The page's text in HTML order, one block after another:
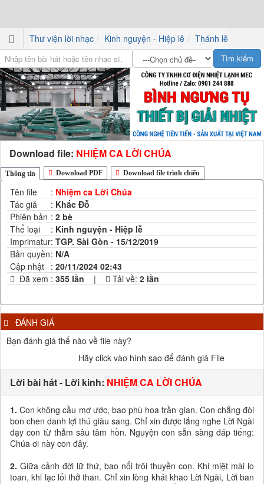
Thư viện lời nhạc Kinh nguyện - Hiệp lễ Thánh lễ
Download file: NHIỆM CA LỜI CHÚA
Thông tin Download PDF Download file trình chiếu
Tên file : Nhiệm ca Lời Chúa
Tác giả
: Khắc Đỗ
Phiên bản : 2 bè
Thể loại
: Kinh nguyện - Hiệp lễ
Imprimatur: TGP. Sài Gòn - 15/12/2019
Bản quyền: N/A
Cập nhật : 20/11/2024 02:43
Đã xem : 355 lần | Tải về: 2 lần
ĐÁNH GIÁ
Bạn đánh giá thế nào về file này?
Hãy click vào hình sao để đánh giá File
Lời bài hát - Lời kinh: NHIỆM CA LỜI CHÚA
1.Con không cầu mơ ước, bao phù hoa trần gian. Con chẳng đòi
bon chen danh lợi thú giàu sang. Chỉ xin được lắng nghe Lời Ngài
dạy con từ thẳm sâu tâm hồn. Nguyện con sẵn sàng đáp tiếng:
Chúa ơi này con đây.
2. Giữa cảnh đời lữ thứ, bao nổi trôi thuyền con. Khi miệt mài lo
toan, khi lạc lối thở than. Chỉ xin lòng khát khao Lời Ngài, Lời ban